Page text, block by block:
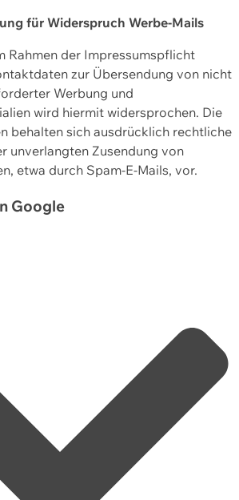
für Widerspruch Werbe-Mails
Rahmen der Impressumspflicht
zur Übersendung von nicht
Werbung und
wird hiermit widersprochen. Die
behalten sich ausdrücklich rechtliche
unverlangten Zusendung von
etwa durch Spam-E-Mails, vor.
Google